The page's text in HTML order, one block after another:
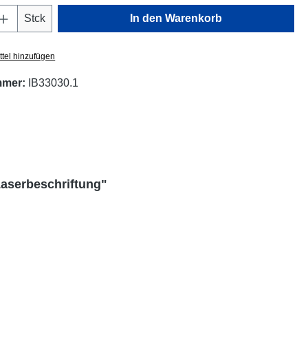
Gib den gewünschten Wert ein
Stck In den Warenkorb
hinzufügen
IB33030.1